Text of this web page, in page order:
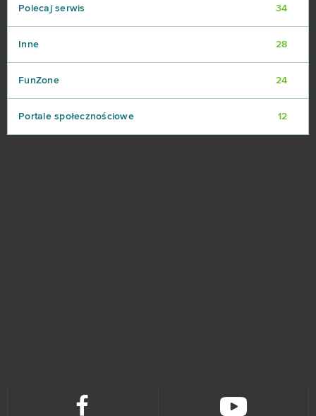
Polecaj serwis 34
Inne 28
FunZone 24
Portale społecznościowe 12